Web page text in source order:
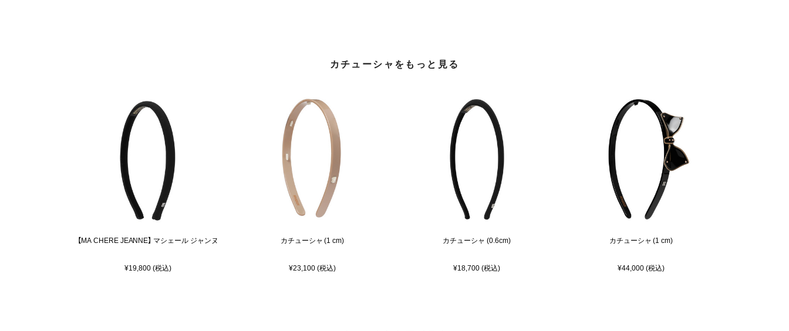
カチューシャをもっと見る
【MA CHERE JEANNE】 マシェール ジャンヌ
¥19,800 (税込)
カチューシャ (1 cm)
¥23,100 (税込)
カチューシャ (0.6cm)
¥18,700 (税込)
カチューシャ (1 cm)
¥44,000 (税込)